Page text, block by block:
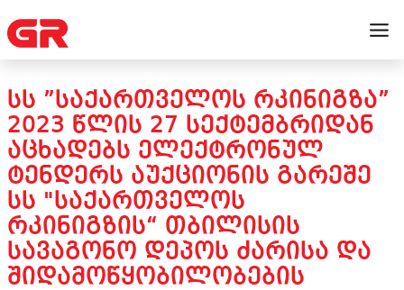
ᲡᲡ ”ᲡᲐᲥᲐᲠᲗᲕᲔᲚᲝᲡ ᲠᲙᲘᲜᲘᲒᲖᲐ”
2023 ᲬᲚᲘᲡ 27 ᲡᲔᲥᲢᲔᲛᲑᲠᲘᲓᲐᲜ
ᲐᲪᲮᲐᲓᲔᲑᲡ ᲔᲚᲔᲥᲢᲠᲝᲜᲣᲚ
ᲢᲔᲜᲓᲔᲠᲡ ᲐᲣᲥᲪᲘᲝᲜᲘᲡ ᲒᲐᲠᲔᲨᲔ
ᲡᲡ "ᲡᲐᲥᲐᲠᲗᲕᲔᲚᲝᲡ
ᲠᲙᲘᲜᲘᲒᲖᲘᲡ“ ᲗᲑᲘᲚᲘᲡᲘᲡ
ᲡᲐᲕᲐᲒᲝᲜᲝ ᲓᲔᲞᲝᲡ ᲫᲐᲠᲘᲡᲐ ᲓᲐ
ᲨᲘᲓᲐᲛᲝᲬᲧᲝᲑᲘᲚᲝᲑᲔᲑᲘᲡ